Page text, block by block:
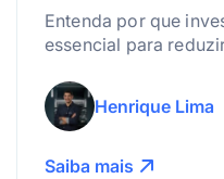
Entenda por que
essencial para
acessível.
Henrique Lima
Saiba mais